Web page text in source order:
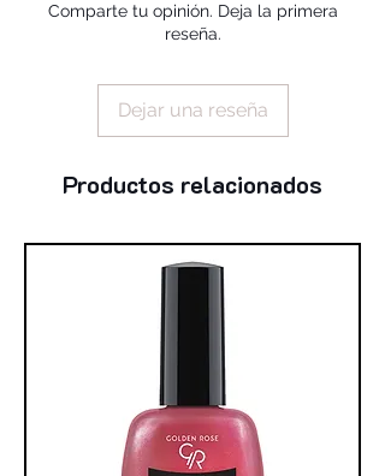
Comparte tu opinión. Deja la primera
reseña.
Dejar una reseña
Productos relacionados